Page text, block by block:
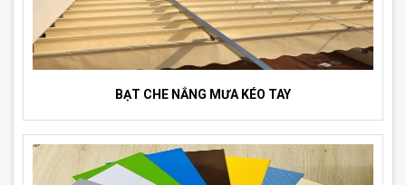
BẠT CHE NẮNG MƯA KÉO TAY